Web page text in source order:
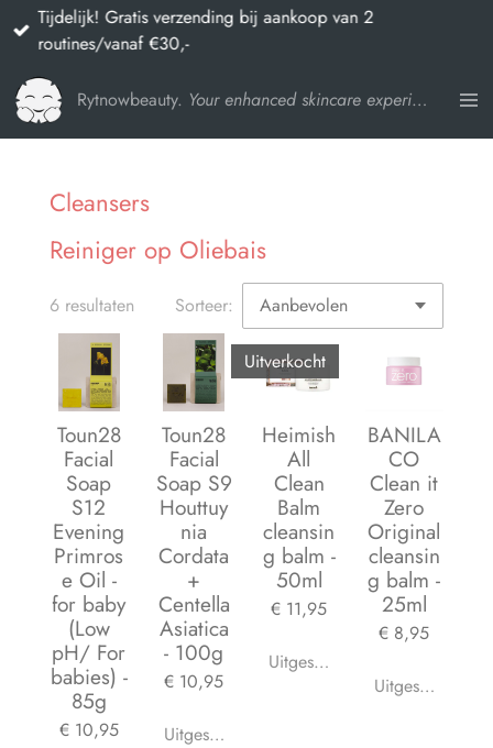
Ga
direct
naar
de
hoofdinhoud
Rytnowbeauty. Your enhanced skincare experience
Tijdelijk! Gratis verzending bij aankoop van 2
routines/vanaf €30,-
Cleansers
Reiniger op Oliebais
6 resultaten Sorteer:
Toun28
Facial
Soap
S12
Evening
Primros
e Oil -
for baby
(Low
pH/ For
babies) -
85g
€ 10,95
Toun28
Facial
Soap S9
Houttuy
nia
Cordata
+
Centella
Asiatica
- 100g
€ 10,95
Uitgeschakeld
Uitverkocht
Heimish
All
Clean
Balm
cleansin
g balm -
50ml
€ 11,95
Uitgeschakeld
BANILA
CO
Clean it
Zero
Original
cleansin
g balm -
25ml
€ 8,95
Uitgeschakeld